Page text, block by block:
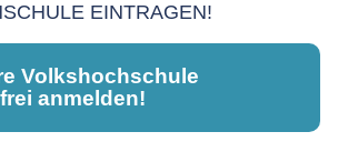
EINTRAGEN!
Volkshochschule
anmelden!